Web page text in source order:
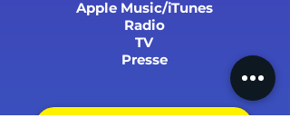
Apple Music/iTunes
Radio
TV
Presse